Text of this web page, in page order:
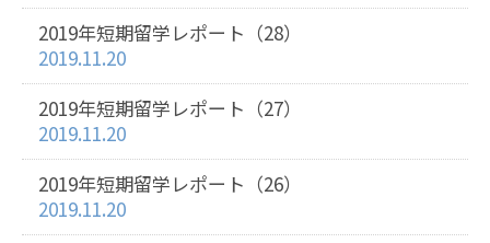
2019年短期留学レポート（28）
2019.11.20
2019年短期留学レポート（27）
2019.11.20
2019年短期留学レポート（26）
2019.11.20